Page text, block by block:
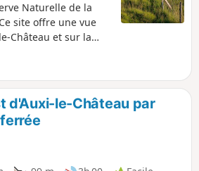
Naturelle de la
site offre une vue
Château et sur la
de bonnes
d'Auxi-le-Château par